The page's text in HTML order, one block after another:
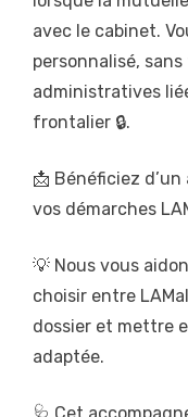
avec le cabinet.
personnalisé,
administratives
frontalier 🔒.
📩 Bénéficiez
vos démarches
💡 Nous vous
choisir entre
dossier et mettre
adaptée.